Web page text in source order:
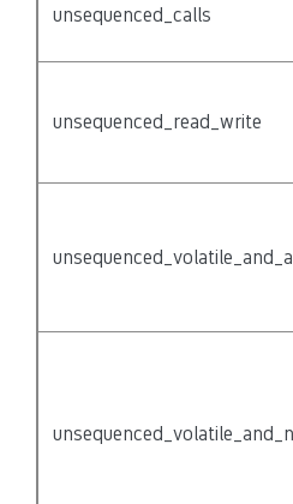
unsequenced_calls
unsequenced_read_write